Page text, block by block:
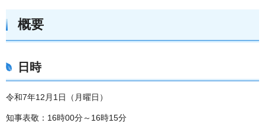
概要
日時
令和7年12月1日（月曜日）
知事表敬：16時00分～16時15分